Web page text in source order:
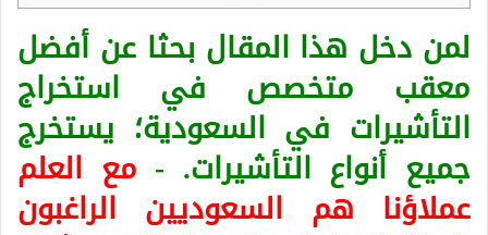
لمن دخل هذا المقال بحثا عن أفضل
معقب متخصص في استخراج
التأشيرات في السعودية؛ يستخرج
جميع أنواع التأشيرات. - مع العلم
عملاؤنا هم السعوديين الراغبون